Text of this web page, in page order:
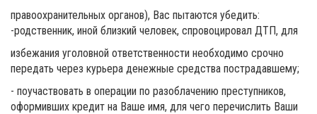
правоохранительных органов), Вас пытаются убедить:
-родственник, иной близкий человек, спровоцировал ДТП, для
избежания уголовной ответственности необходимо срочно
передать через курьера денежные средства пострадавшему;
- поучаствовать в операции по разоблачению преступников,
оформивших кредит на Ваше имя, для чего перечислить Ваши